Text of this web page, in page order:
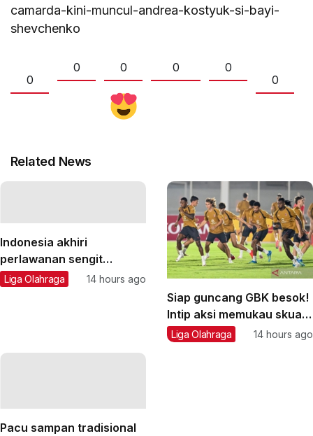
camarda-kini-muncul-andrea-kostyuk-si-bayi-
shevchenko
0
0 0 0
0
0
Related News
Indonesia akhiri
perlawanan sengit
Vietnam 3-2
Liga Olahraga 14 hours ago
Siap guncang GBK besok!
Intip aksi memukau skuad
AC Milan di Senayan
Liga Olahraga 14 hours ago
Pacu sampan tradisional